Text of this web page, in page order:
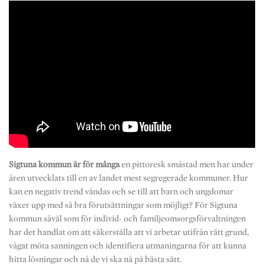
Sigtuna kommun är för mångaen pittoresk småstad men har under
åren utvecklats till en av landet mest segregerade kommuner. Hur
kan en negativ trend vändas och se till att barn och ungdomar
växer upp med så bra förutsättningar som möjligt? För Sigtuna
kommun såväl som för individ- och familjeomsorgsförvaltningen
har det handlat om att säkerställa att vi arbetar utifrån rätt grund,
vågat möta sanningen och identifiera utmaningarna för att kunna
hitta lösningar och nå de vi ska nå på bästa sätt.